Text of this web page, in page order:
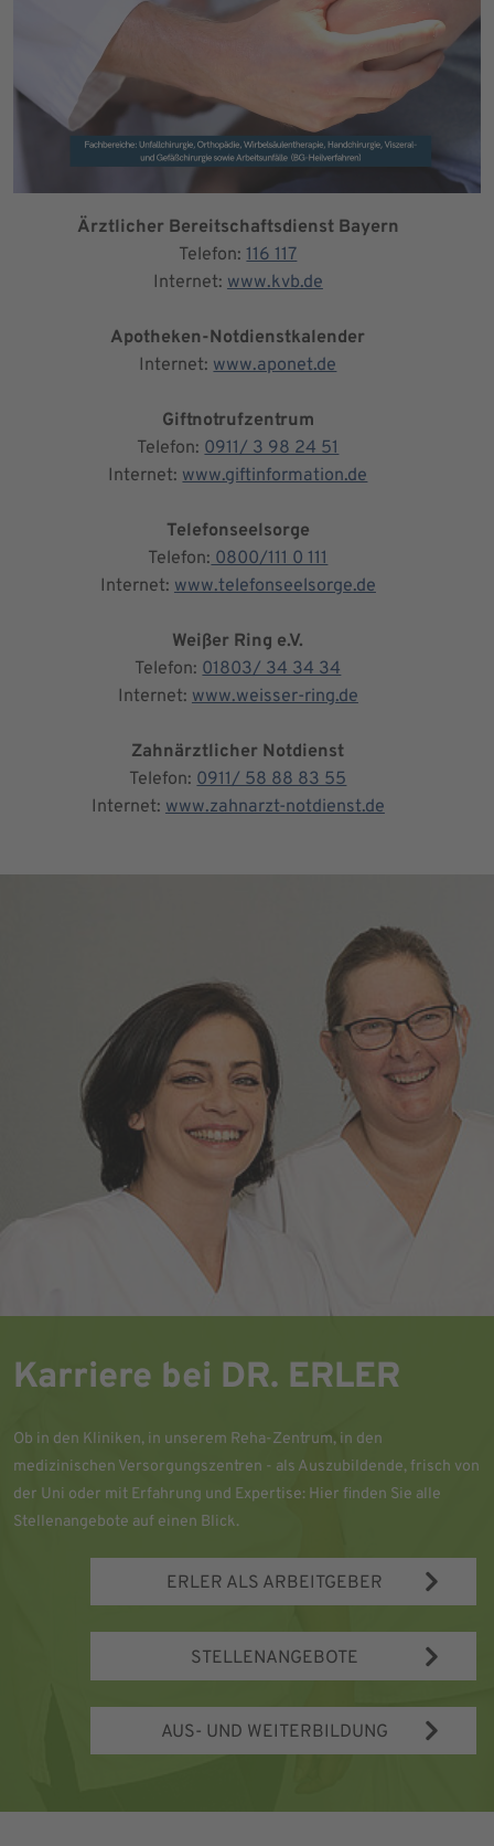
Ärztlicher Bereitschaftsdienst Bayern
Telefon:116 117
Internet: www.kvb.de
Apotheken-Notdienstkalender
Internet: www.aponet.de
Giftnotrufzentrum
Telefon: 0911/ 3 98 24 51
Internet: www.giftinformation.de
Telefonseelsorge
Telefon: 0800/111 0 111
Internet: www.telefonseelsorge.de
Weißer Ring e.V.
Telefon: 01803/ 34 34 34
Internet: www.weisser-ring.de
Zahnärztlicher Notdienst
Telefon: 0911/ 58 88 83 55
Internet: www.zahnarzt-notdienst.de
Karriere bei DR. ERLER
Ob in den Kliniken, in unserem Reha-Zentrum, in den
medizinischen Versorgungszentren - als Auszubildende, frisch von
der Uni oder mit Erfahrung und Expertise: Hier finden Sie alle
Stellenangebote auf einen Blick.
ERLER ALS ARBEITGEBER
STELLENANGEBOTE
AUS- UND WEITERBILDUNG